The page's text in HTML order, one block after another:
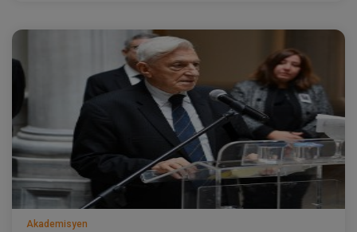
Akademisyen